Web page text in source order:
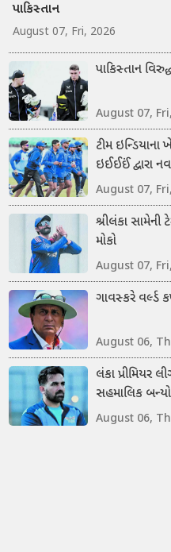
પાકિસ્તાન
August 07, Fri, 2026
પાકિસ્તાન
August 07,
ટીમ
ઇઈઈઈં દ્વારા
August 07,
શ્રીલંકા સામેની
મોકો
August 07,
ગાવસ્કરે વર્લ્ડ
August 06,
લંકા પ્રીમિયર
સહમાલિક બન્યો
August 06,